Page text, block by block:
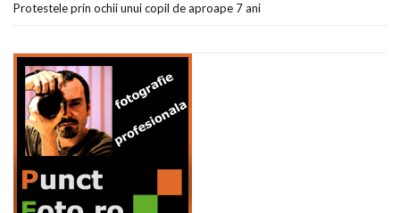
Protestele prin ochii unui copil de aproape 7 ani